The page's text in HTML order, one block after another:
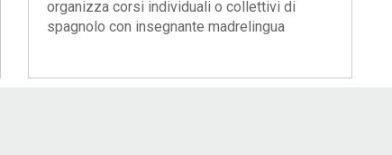
organizza corsi individuali o collettivi di
spagnolo con insegnante madrelingua